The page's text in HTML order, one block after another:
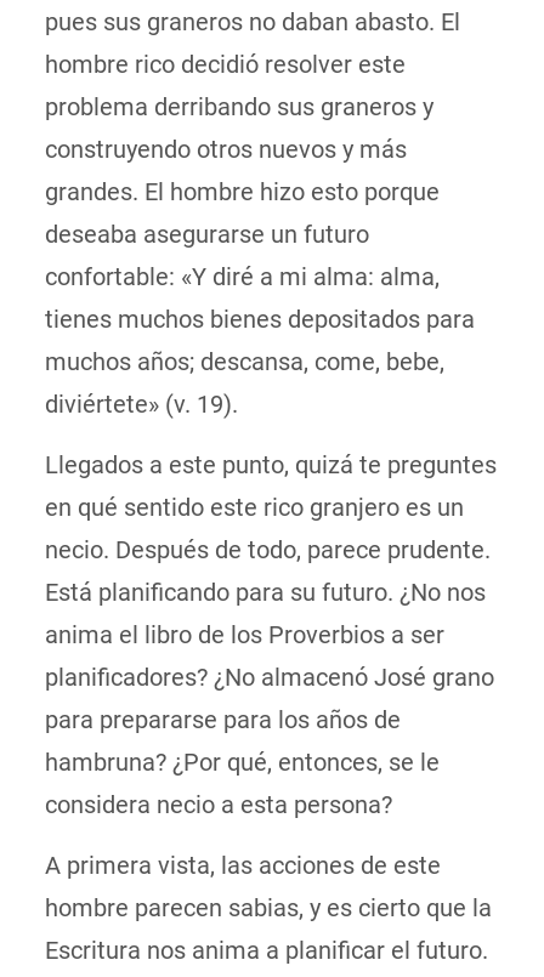
pues sus graneros no daban abasto. El
hombre rico decidió resolver este
problema derribando sus graneros y
construyendo otros nuevos y más
grandes. El hombre hizo esto porque
deseaba asegurarse un futuro
confortable: «Y diré a mi alma: alma,
tienes muchos bienes depositados para
muchos años; descansa, come, bebe,
diviértete» (v. 19).
Llegados a este punto, quizá te preguntes
en qué sentido este rico granjero es un
necio. Después de todo, parece prudente.
Está planificando para su futuro. ¿No nos
anima el libro de los Proverbios a ser
planificadores? ¿No almacenó José grano
para prepararse para los años de
hambruna? ¿Por qué, entonces, se le
considera necio a esta persona?
A primera vista, las acciones de este
hombre parecen sabias, y es cierto que la
Escritura nos anima a planificar el futuro.